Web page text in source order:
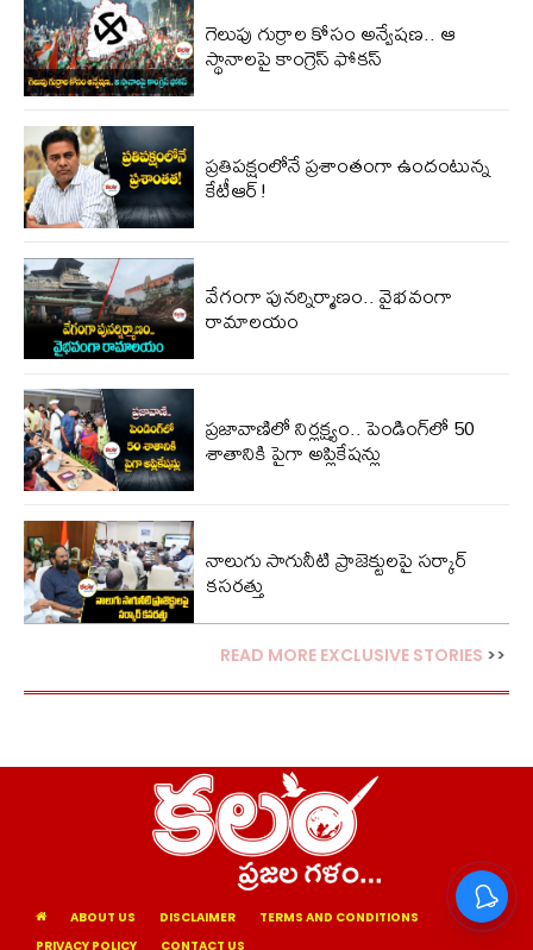
గెలుపు గుర్రాల కోసం అన్వేషణ.. ఆ
స్థానాలపై కాంగ్రెస్ ఫోకస్
ప్ర‌తిప‌క్షంలోనే ప్ర‌శాంతంగా ఉందంటున్న
కేటీఆర్!
వేగంగా పునర్నిర్మాణం.. వైభవంగా
రామాలయం
ప్రజావాణిలో నిర్లక్ష్యం.. పెండింగ్‌లో 50
శాతానికి పైగా అప్లికేషన్లు
నాలుగు సాగునీటి ప్రాజెక్టులపై సర్కార్
కసరత్తు
READ MORE EXCLUSIVE STORIES >>
ABOUT US DISCLAIMER
TERMS AND CONDITIONS
PRIVACY POLICY
CONTACT US